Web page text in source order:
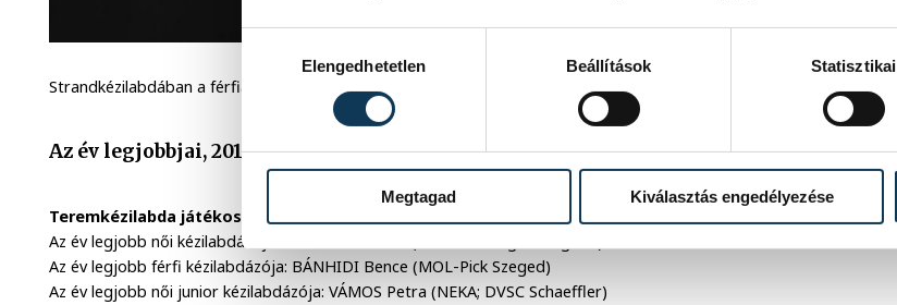
Hozzájárulás kiválasztása
Elengedhetetlen
Beállítások Statisztikai
Megtagad Kiválasztás engedélyezése
Strandkézilabdában a férfiaknál Melnyicsuk Viktor, míg a nőknél Kretz Fruzsina lett 2019 legjobbja.
Az év legjobbjai, 2019
Teremkézilabda játékosok:
Az év legjobb női kézilabdázója: SCHATZL Nadine (FTC-Rail Cargo Hungaria)
Az év legjobb férfi kézilabdázója: BÁNHIDI Bence (MOL-Pick Szeged)
Az év legjobb női junior kézilabdázója: VÁMOS Petra (NEKA; DVSC Schaeffler)